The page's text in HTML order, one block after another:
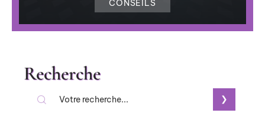
CONSEILS
Recherche